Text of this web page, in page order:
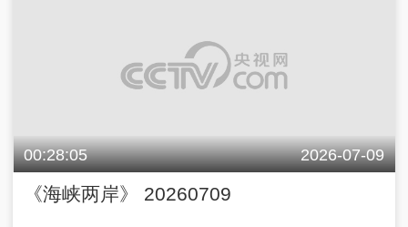
00:28:05 2026-07-09
《海峡两岸》 20260709